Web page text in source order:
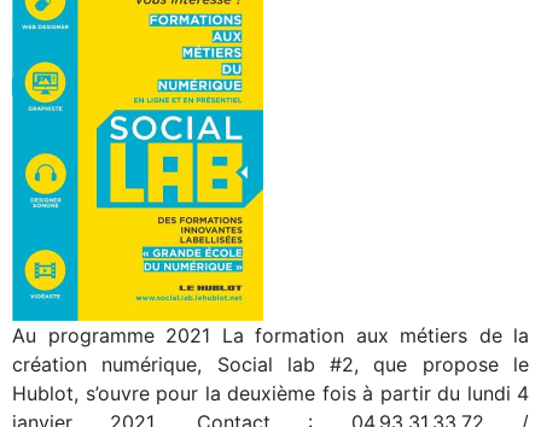
Au programme 2021 La formation aux métiers de la
création numérique, Social lab #2, que propose le
Hublot, s’ouvre pour la deuxième fois à partir du lundi 4
janvier 2021. Contact : 04.93.31.33.72 /